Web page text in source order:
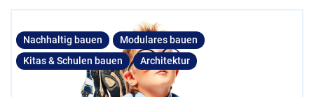
Nachhaltig bauen
Modulares bauen
Kitas & Schulen bauen
Architektur